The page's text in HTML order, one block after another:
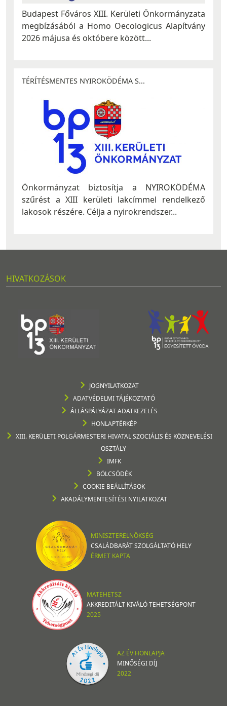
Budapest Főváros XIII. Kerületi Önkormányzata
megbízásából a Homo Oecologicus Alapítvány
2026 májusa és októbere között...
TÉRÍTÉSMENTES NYIROKÖDÉMA S...
Önkormányzat biztosítja a NYIROKÖDÉMA
szűrést a XIII kerületi lakcímmel rendelkező
lakosok részére. Célja a nyirokrendszer...
HIVATKOZÁSOK
JOGNYILATKOZAT
ADATVÉDELMI TÁJÉKOZTATÓ
ÁLLÁSPÁLYÁZAT ADATKEZELÉS
HONLAPTÉRKÉP
XIII. KERÜLETI POLGÁRMESTERI HIVATAL SZOCIÁLIS ÉS KÖZNEVELÉSI
OSZTÁLY
IMFK
BÖLCSÖDÉK
COOKIE BEÁLLÍTÁSOK
AKADÁLYMENTESÍTÉSI NYILATKOZAT
MINISZTERELNÖKSÉG
CSALÁDBARÁT SZOLGÁLTATÓ HELY
ÉRMET KAPTA
MATEHETSZ
AKKREDITÁLT KIVÁLÓ TEHETSÉGPONT
2025
AZ ÉV HONLAPJA
MINŐSÉGI DÍJ
2022